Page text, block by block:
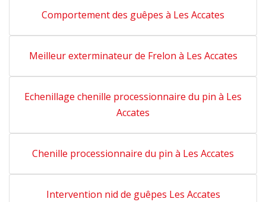
Comportement des guêpes à Les Accates
Meilleur exterminateur de Frelon à Les Accates
Echenillage chenille processionnaire du pin à Les
Accates
Chenille processionnaire du pin à Les Accates
Intervention nid de guêpes Les Accates